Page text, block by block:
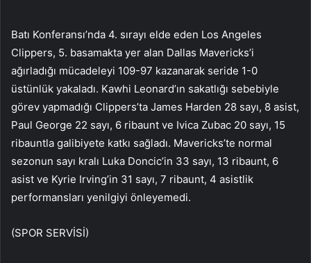
Batı Konferansı’nda 4. sırayı elde eden Los Angeles
Clippers, 5. basamakta yer alan Dallas Mavericks’i
ağırladığı mücadeleyi 109-97 kazanarak seride 1-0
üstünlük yakaladı. Kawhi Leonard’ın sakatlığı sebebiyle
görev yapmadığı Clippers’ta James Harden 28 sayı, 8 asist,
Paul George 22 sayı, 6 ribaunt ve Ivica Zubac 20 sayı, 15
ribauntla galibiyete katkı sağladı. Mavericks’te normal
sezonun sayı kralı Luka Doncic’in 33 sayı, 13 ribaunt, 6
asist ve Kyrie Irving’in 31 sayı, 7 ribaunt, 4 asistlik
performansları yenilgiyi önleyemedi.
(SPOR SERVİSİ)